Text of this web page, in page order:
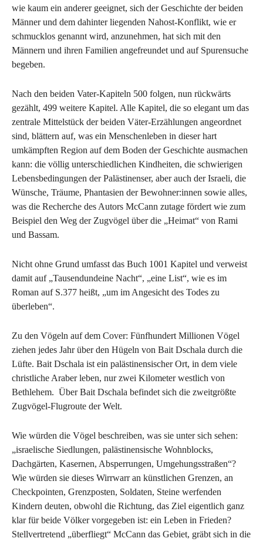
wie kaum ein anderer geeignet, sich der Geschichte der beiden
Männer und dem dahinter liegenden Nahost-Konflikt, wie er
schmucklos genannt wird, anzunehmen, hat sich mit den
Männern und ihren Familien angefreundet und auf Spurensuche
begeben.
Nach den beiden Vater-Kapiteln 500 folgen, nun rückwärts
gezählt, 499 weitere Kapitel. Alle Kapitel, die so elegant um das
zentrale Mittelstück der beiden Väter-Erzählungen angeordnet
sind, blättern auf, was ein Menschenleben in dieser hart
umkämpften Region auf dem Boden der Geschichte ausmachen
kann: die völlig unterschiedlichen Kindheiten, die schwierigen
Lebensbedingungen der Palästinenser, aber auch der Israeli, die
Wünsche, Träume, Phantasien der Bewohner:innen sowie alles,
was die Recherche des Autors McCann zutage fördert wie zum
Beispiel den Weg der Zugvögel über die „Heimat“ von Rami
und Bassam.
Nicht ohne Grund umfasst das Buch 1001 Kapitel und verweist
damit auf „Tausendundeine Nacht“, „eine List“, wie es im
Roman auf S.377 heißt, „um im Angesicht des Todes zu
überleben“.
Zu den Vögeln auf dem Cover: Fünfhundert Millionen Vögel
ziehen jedes Jahr über den Hügeln von Bait Dschala durch die
Lüfte. Bait Dschala ist ein palästinensischer Ort, in dem viele
christliche Araber leben, nur zwei Kilometer westlich von
Bethlehem. Über Bait Dschala befindet sich die zweitgrößte
Zugvögel-Flugroute der Welt.
Wie würden die Vögel beschreiben, was sie unter sich sehen:
„israelische Siedlungen, palästinensische Wohnblocks,
Dachgärten, Kasernen, Absperrungen, Umgehungsstraßen“?
Wie würden sie dieses Wirrwarr an künstlichen Grenzen, an
Checkpointen, Grenzposten, Soldaten, Steine werfenden
Kindern deuten, obwohl die Richtung, das Ziel eigentlich ganz
klar für beide Völker vorgegeben ist: ein Leben in Frieden?
Stellvertretend „überfliegt“ McCann das Gebiet, gräbt sich in die